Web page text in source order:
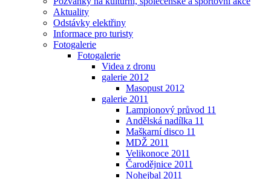
Aktuality
Odstávky elektřiny
Informace pro turisty
Fotogalerie
Fotogalerie
Videa z dronu
galerie 2012
Masopust 2012
galerie 2011
Lampionový průvod 11
Andělská nadílka 11
Maškarní disco 11
MDŽ 2011
Velikonoce 2011
Čarodějnice 2011
Nohejbal 2011